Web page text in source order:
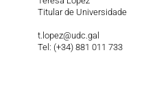
Titular de Universidade
t.lopez@udc.gal
Tel: (+34) 881 011 733